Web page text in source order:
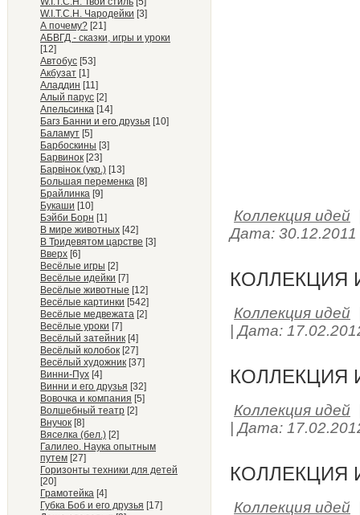
W.I.T.C.H. Чародейки [3]
А почему? [21]
АБВГД - сказки, игры и уроки
[12]
Автобус [53]
Акбузат [1]
Аладдин [11]
Алый парус [2]
Апельсинка [14]
Багз Банни и его друзья [10]
Баламут [5]
Барбоскины [3]
Барвинок [23]
Барвiнок (укр.) [13]
Большая переменка [8]
Брайлинка [9]
Букаши [10]
Бэйби Борн [1]
В мире животных [42]
В Тридевятом царстве [3]
Вверх [6]
Весёлые игры [2]
Весёлые идейки [7]
Весёлые животные [12]
Весёлые картинки [542]
Весёлые медвежата [2]
Весёлые уроки [7]
Весёлый затейник [4]
Весёлый колобок [27]
Весёлый художник [37]
Винни-Пух [4]
Винни и его друзья [32]
Вовочка и компания [5]
Волшебный театр [2]
Внучок [8]
Вяселка (бел.) [2]
Галилео. Наука опытным
путем [27]
Горизонты техники для детей
[20]
Грамотейка [4]
Губка Боб и его друзья [17]
Коллекция идей
Дата: 30.12.2011
КОЛЛЕКЦИЯ
Коллекция идей
|Дата:
КОЛЛЕКЦИЯ
Коллекция идей
|Дата:
КОЛЛЕКЦИЯ
Коллекция идей